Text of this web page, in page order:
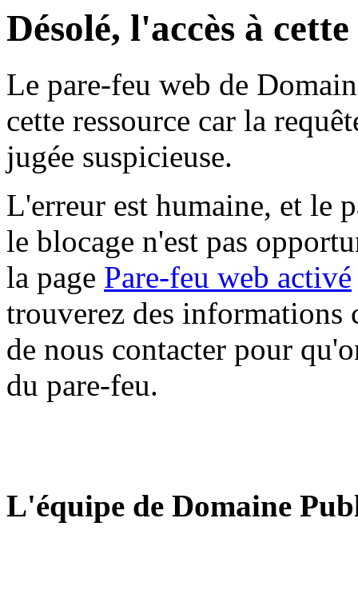
Désolé, l'accès à
Le pare-feu web de
cette ressource car la
jugée suspicieuse.
L'erreur est humaine, et le
le blocage n'est pas
la page Pare-feu web activé
trouverez des informations
de nous contacter pour
du pare-feu.
L'équipe de Domaine